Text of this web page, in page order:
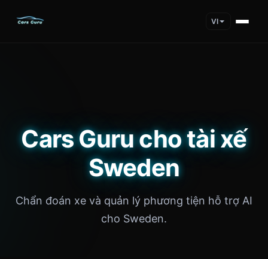
VI
Cars Guru cho tài xế
Sweden
Chẩn đoán xe và quản lý phương tiện hỗ trợ AI
cho Sweden.